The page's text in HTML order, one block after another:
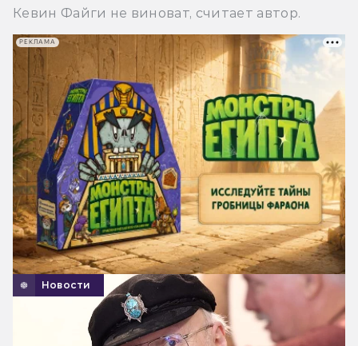
Кевин Файги не виноват, считает автор.
Новости
РЕКЛАМА